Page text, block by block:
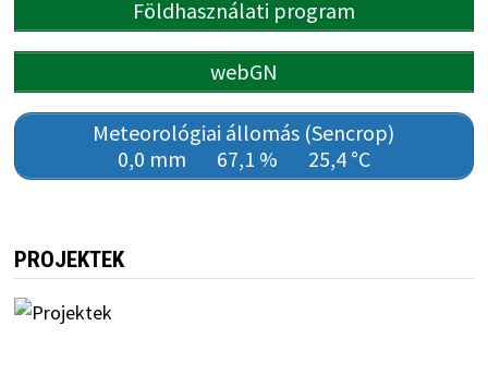
Földhasználati program
webGN
Meteorológiai állomás (Sencrop)
0,0 mm
67,1 % 25,4 °C
PROJEKTEK